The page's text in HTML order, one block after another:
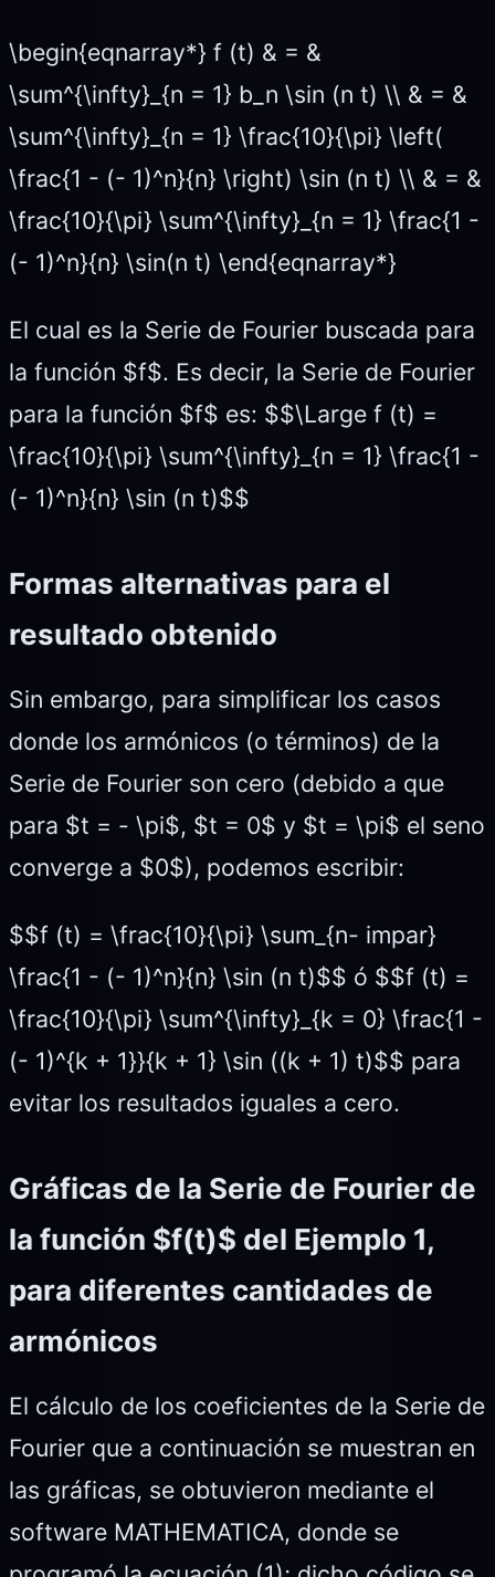
\begin{eqnarray*} f (t) & = &
\sum^{\infty}_{n = 1} b_n \sin (n t) \\ & = &
\sum^{\infty}_{n = 1} \frac{10}{\pi} \left(
\frac{1 - (- 1)^n}{n} \right) \sin (n t) \\ & = &
\frac{10}{\pi} \sum^{\infty}_{n = 1} \frac{1 -
(- 1)^n}{n} \sin(n t) \end{eqnarray*}
El cual es la Serie de Fourier buscada para
la función $f$. Es decir, la Serie de Fourier
para la función $f$ es: $$\Large f (t) =
\frac{10}{\pi} \sum^{\infty}_{n = 1} \frac{1 -
(- 1)^n}{n} \sin (n t)$$
Formas alternativas para el
resultado obtenido
Sin embargo, para simplificar los casos
donde los armónicos (o términos) de la
Serie de Fourier son cero (debido a que
para $t = - \pi$, $t = 0$ y $t = \pi$ el seno
converge a $0$), podemos escribir:
$$f (t) = \frac{10}{\pi} \sum_{n- impar}
\frac{1 - (- 1)^n}{n} \sin (n t)$$ ó $$f (t) =
\frac{10}{\pi} \sum^{\infty}_{k = 0} \frac{1 -
(- 1)^{k + 1}}{k + 1} \sin ((k + 1) t)$$ para
evitar los resultados iguales a cero.
Gráficas de la Serie de Fourier de
la función $f(t)$ del Ejemplo 1,
para diferentes cantidades de
armónicos
El cálculo de los coeficientes de la Serie de
Fourier que a continuación se muestran en
las gráficas, se obtuvieron mediante el
software MATHEMATICA, donde se